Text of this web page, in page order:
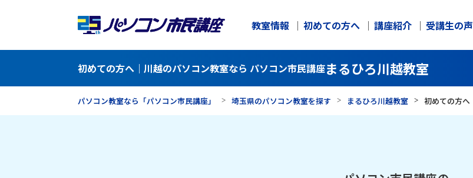
教室情報 初めての方へ 講座紹介 受講生の声
初めての方へ｜川越のパソコン教室なら パソコン市民講座まるひろ川越教室
パソコン教室なら「パソコン市民講座」 埼玉県のパソコン教室を探す まるひろ川越教室 初めての方へ